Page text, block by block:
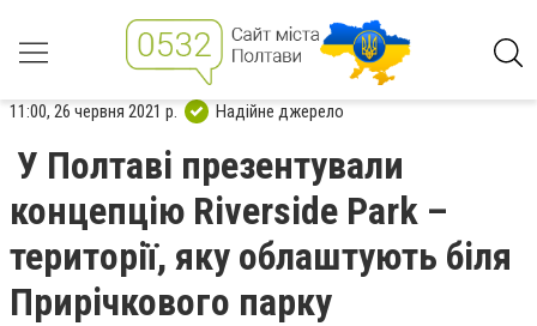
11:00, 26 червня 2021 р. Надійне джерело
У Полтаві презентували
концепцію Riverside Park –
території, яку облаштують біля
Прирічкового парку